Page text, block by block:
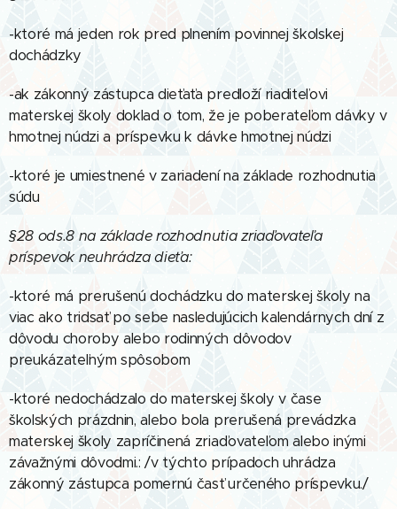
-ktoré má jeden rok pred plnením povinnej školskej
dochádzky
-ak zákonný zástupca dieťaťa predloží riaditeľovi
materskej školy doklad o tom, že je poberateľom dávky v
hmotnej núdzi a príspevku k dávke hmotnej núdzi
-ktoré je umiestnené v zariadení na základe rozhodnutia
súdu
§28 ods.8 na základe rozhodnutia zriaďovateľa
príspevok neuhrádza dieťa:
-ktoré má prerušenú dochádzku do materskej školy na
viac ako tridsať po sebe nasledujúcich kalendárnych dní z
dôvodu choroby alebo rodinných dôvodov
preukázateľným spôsobom
-ktoré nedochádzalo do materskej školy v čase
školských prázdnin, alebo bola prerušená prevádzka
materskej školy zapríčinená zriaďovateľom alebo inými
závažnými dôvodmi.: /v týchto prípadoch uhrádza
zákonný zástupca pomernú časť určeného príspevku./